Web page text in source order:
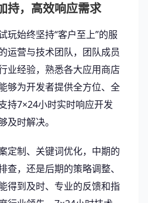
持，高效响应需求
玩始终坚持“客户至上”的服
运营与技术团队，团队成员
业经验，熟悉各大应用商店
够为开发者提供全方位、全
持7×24小时实时响应开发
及时解决。
定制、关键词优化，中期的
查，还是后期的策略调整、
得到及时、专业的反馈和指